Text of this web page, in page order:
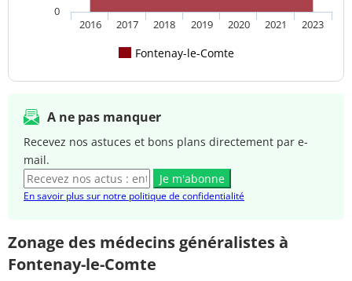
Fontenay-le-Comte
2016 2017 2018 2019 2020 2021 2023
0
A ne pas manquer
Recevez nos astuces et bons plans directement par e-
mail.
Je m'abonne
En savoir plus sur notre politique de confidentialité
Zonage des médecins généralistes à
Fontenay-le-Comte